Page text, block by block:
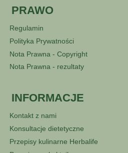
PRAWO
Regulamin
Polityka Prywatności
Nota Prawna - Copyright
Nota Prawna - rezultaty
INFORMACJE
Kontakt z nami
Konsultacje dietetyczne
Przepisy kulinarne Herbalife